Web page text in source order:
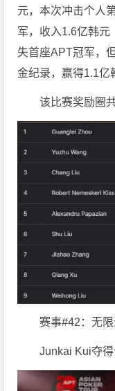
元，本次冲击个人
军，收入1.6亿韩元
失首座APT冠军，
金纪录，赢得1.1亿
该比赛奖励圈
赛事#42：无
Junkai Kui夺